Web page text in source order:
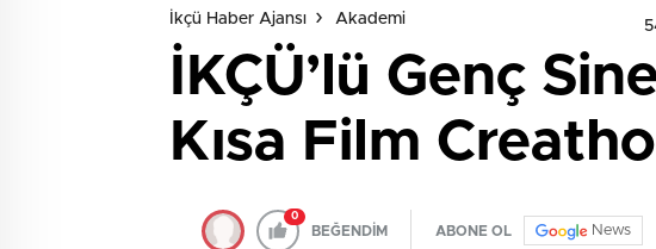
İkçü Haber Ajansı Akademi
İKÇÜ’lü Genç
Kısa Film
0
BEĞENDİM ABONE OL News